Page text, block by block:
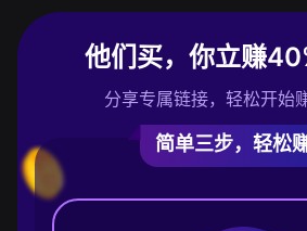
他们买，你立赚
分享专属链接，轻松开始
简单三步，轻松